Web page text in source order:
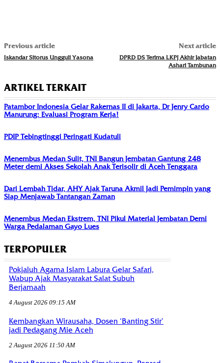
Previous article
Iskandar Sitorus Ungguli Yasona
Next article
DPRD DS Terima LKPJ Akhir Jabatan
Ashari Tambunan
ARTIKEL TERKAIT
Patambor Indonesia Gelar Rakernas II di Jakarta, Dr Jenry Cardo
Manurung: Evaluasi Program Kerja!
PDIP Tebingtinggi Peringati Kudatuli
Menembus Medan Sulit, TNI Bangun Jembatan Gantung 248
Meter demi Akses Sekolah Anak Terisolir di Aceh Tenggara
Dari Lembah Tidar, AHY Ajak Taruna Akmil Jadi Pemimpin yang
Siap Menjawab Tantangan Zaman
Menembus Medan Ekstrem, TNI Pikul Material Jembatan Demi
Warga Pedalaman Gayo Lues
TERPOPULER
Pokjaluh Agama Islam Labura Gelar Safari,
Wabup Ajak Masyarakat Salat Subuh
Berjamaah
4 August 2026 09:15 AM
Kembangkan Wirausaha, Dosen ‘Banting Stir’
jadi Pedagang Mie Aceh
2 August 2026 11:50 AM